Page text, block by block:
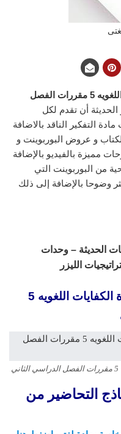
مقررات
الفصل
أن تقدم لكل
التفكير الناقد بالاضافة
و عروض البوربوينت و
مميزة بالفيديو بالإضافة
من البوربوينت التي
وضوحا بالإضافة إلى ذلك
الحديثة – وحدات
الليزر
تحضير بوابة المستقبل مادة الكفايات اللغويه 5
التحاضير من